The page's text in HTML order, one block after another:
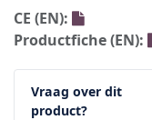
CE (EN):
Productfiche (EN):
Vraag over dit
product?